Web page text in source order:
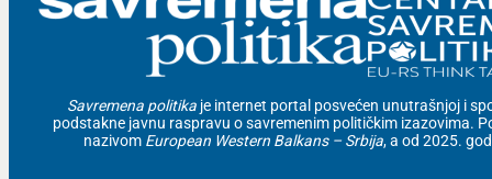
Savremena politika je internet portal posvećen unutrašnjoj i
podstakne javnu raspravu o savremenim političkim izazovima.
nazivom European Western Balkans – Srbija, a od 2025.